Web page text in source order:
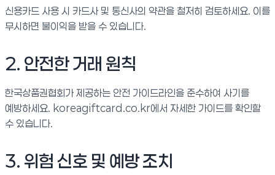
신용카드 사용 시 카드사 및 통신사의 약관을 철저히 검토하세요. 이를
무시하면 불이익을 받을 수 있습니다.
2. 안전한 거래 원칙
한국상품권협회가 제공하는 안전 가이드라인을 준수하여 사기를
예방하세요. koreagiftcard.co.kr에서 자세한 가이드를 확인할
수 있습니다.
3. 위험 신호 및 예방 조치